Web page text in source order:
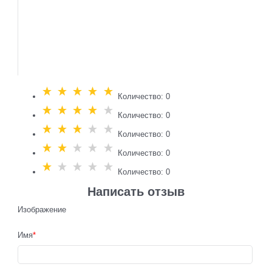
Количество: 0
Количество: 0
Количество: 0
Количество: 0
Количество: 0
Написать отзыв
Изображение
Имя